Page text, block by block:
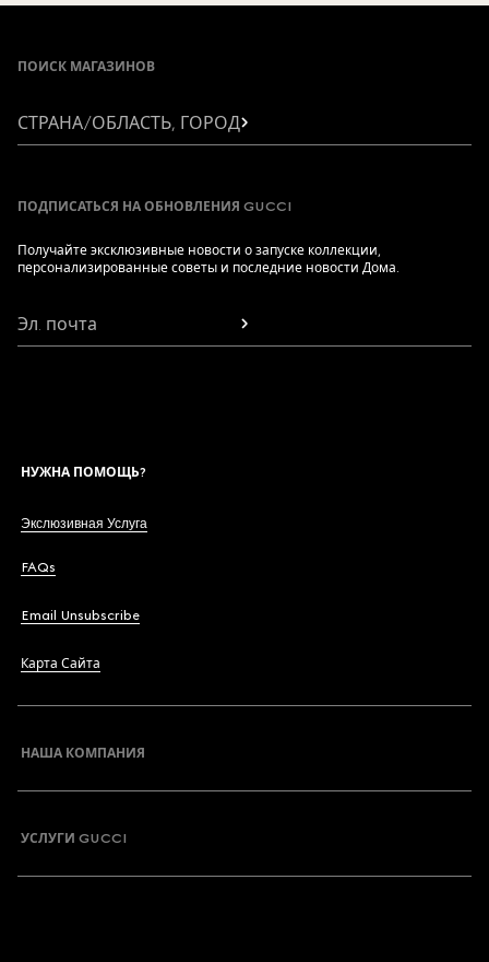
Footer
ПОИСК МАГАЗИНОВ
СТРАНА/ОБЛАСТЬ, ГОРОД
ПОДПИСАТЬСЯ НА ОБНОВЛЕНИЯ GUCCI
Получайте эксклюзивные новости о запуске коллекции,
персонализированные советы и последние новости Дома.
Эл. почта
НУЖНА ПОМОЩЬ?
Экслюзивная Услуга
FAQs
Email Unsubscribe
Карта Сайта
НАША КОМПАНИЯ
УСЛУГИ GUCCI